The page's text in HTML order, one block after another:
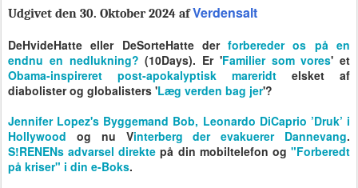
Udgivet den 30. Oktober 2024 afVerdensalt
DeHvideHatte eller DeSorteHatte derforbereder os på en
endnu en nedlukning? (10Days). Er 'Familier som vores' et
Obama-inspireret post-apokalyptisk mareridt elsket af
diabolister og globalisters 'Læg verden bag jer'?
Jennifer Lopez's Byggemand Bob, Leonardo DiCaprio ’Druk’ i
Hollywood og nu Vinterberg der evakuerer Dannevang.
S!RENENs advarsel direkte på din mobiltelefon og"Forberedt
på kriser" i din e-Boks.